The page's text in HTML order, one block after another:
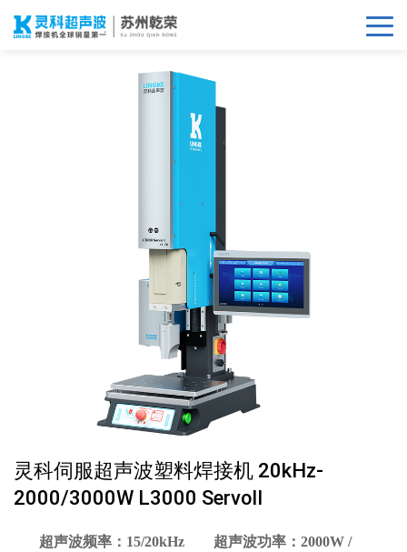
灵科伺服超声波塑料焊接机 20kHz-
2000/3000W L3000 ServoⅡ
超声波频率：15/20kHz 超声波功率：2000W /